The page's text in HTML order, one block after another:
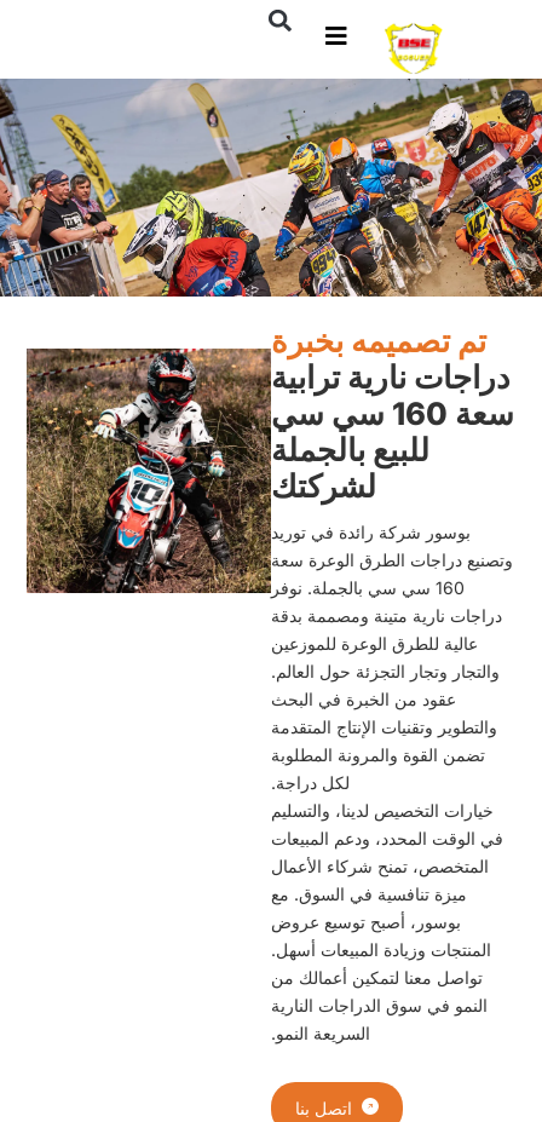
تم تصميمه بخبرة
نارية ترابية
سعة 160 سي سي
للبيع بالجملة
لشركتك
بوسور شركة رائدة في توريد
دراجات الطرق الوعرة سعة
160 سي سي بالجملة. نوفر
نارية متينة ومصممة بدقة
عالية للطرق الوعرة للموزعين
وتجار التجزئة حول العالم.
عقود من الخبرة في البحث
والتطوير وتقنيات الإنتاج المتقدمة
تضمن القوة والمرونة المطلوبة
لكل دراجة.
خيارات التخصيص لدينا، والتسليم
الوقت المحدد، ودعم المبيعات
المتخصص، تمنح شركاء الأعمال
ميزة تنافسية في السوق. مع
بوسور، أصبح توسيع عروض
المنتجات وزيادة المبيعات أسهل.
تواصل معنا لتمكين أعمالك من
النمو في سوق الدراجات النارية
السريعة النمو.
اتصل بنا